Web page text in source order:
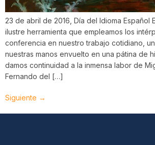
23 de abril de 2016, Día del Idioma Español
ilustre herramienta que empleamos los
conferencia en nuestro trabajo cotidiano,
nuestras manos envuelto en una pátina de
damos continuidad a la inmensa labor de
Fernando del […]
Siguiente →